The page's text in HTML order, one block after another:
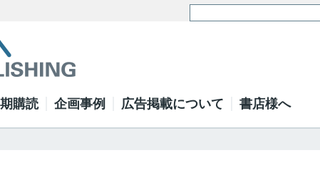
購読 企画事例 広告掲載について 書店様へ